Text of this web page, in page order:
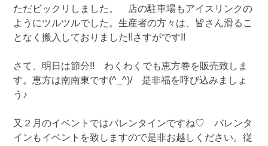
ただビックリしました。 店の駐車場もアイスリンクの
ようにツルツルでした。生産者の方々は、皆さん滑るこ
となく搬入しておりました!!さすがです!!
さて、明日は節分!! わくわくでも恵方巻を販売致しま
す。恵方は南南東です(^_^)/ 是非福を呼び込みましょ
う♪
又２月のイベントではバレンタインですね♡ バレンタ
インもイベントを致しますので是非お越しください。従